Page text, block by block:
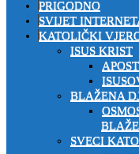
PRIGODNO
SVIJET
KATOLIČKI
ISUS KRIST
BLAŽENA
SVECI